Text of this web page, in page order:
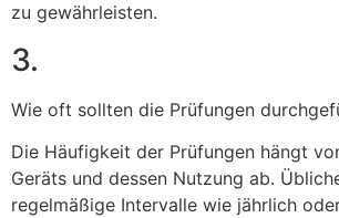
zu gewährleisten.
3.
Wie oft sollten die Prüfungen
Die Häufigkeit der Prüfungen hängt
Geräts und dessen Nutzung ab.
regelmäßige Intervalle wie jährlich